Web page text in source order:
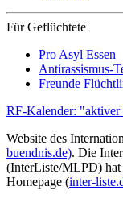
Für Geflüchtete
Pro Asyl Essen
Antirassismus-
Freunde
RF-Kalender: "aktiver
Website des
buendnis.de). Die
(InterListe/MLPD) hat
Homepage (inter-